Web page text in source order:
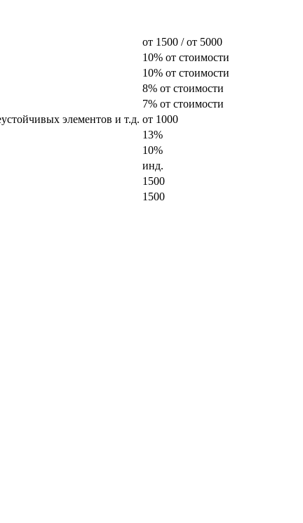
от 1500 / от 5000
10% от стоимости
10% от стоимости
8% от стоимости
7% от стоимости
элементов и т.д. от 1000
13%
10%
инд.
1500
1500